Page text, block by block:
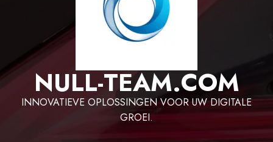
NULL-TEAM.COM
INNOVATIEVE OPLOSSINGEN VOOR UW DIGITALE
GROEI.